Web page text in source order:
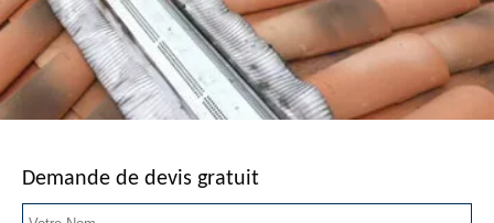
Demande de devis gratuit